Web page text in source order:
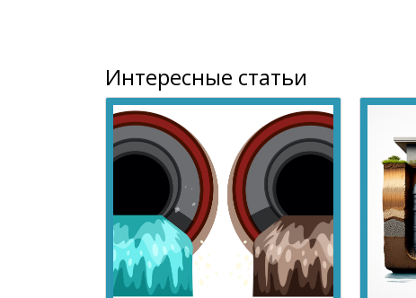
Интересные статьи